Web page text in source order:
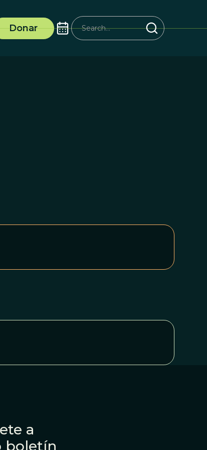
Donar
a
boletín